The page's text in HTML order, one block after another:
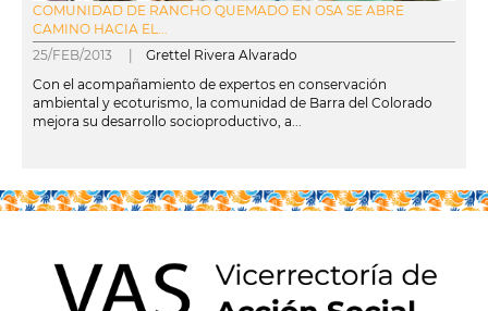
COMUNIDAD DE RANCHO QUEMADO EN OSA SE ABRE
CAMINO HACIA EL...
25/FEB/2013 | Grettel Rivera Alvarado
Con el acompañamiento de expertos en conservación
ambiental y ecoturismo, la comunidad de Barra del Colorado
mejora su desarrollo socioproductivo, a...